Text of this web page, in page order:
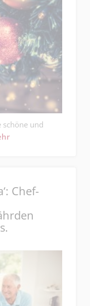
schöne und
Chef-